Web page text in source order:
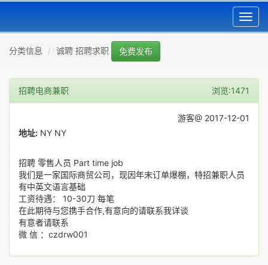
分类信息 诚聘 招聘求职 免费发布
招聘电商兼职 浏览:1471
游客@ 2017-12-01
地址: NY NY
招聘 零售人员 Part time job
我们是一家国际商贸公司，现因年末订单爆棚，特招兼职人员
有中英文语言基础
工资待遇： 10-30刀 每笔
在此期待与您携手合作,有意向的请联系我详谈
有意者请联系
微 信 ：czdrw001